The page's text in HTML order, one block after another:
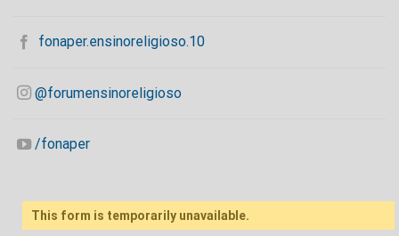
fonaper.ensinoreligioso.10
@forumensinoreligioso
/fonaper
This form is temporarily unavailable.